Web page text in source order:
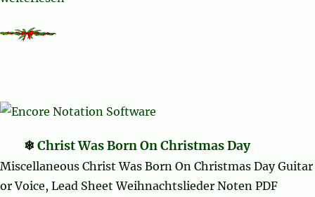
Christ Was Born On Christmas Day
Miscellaneous Christ Was Born On Christmas Day Guitar
or Voice, Lead Sheet Weihnachtslieder Noten PDF